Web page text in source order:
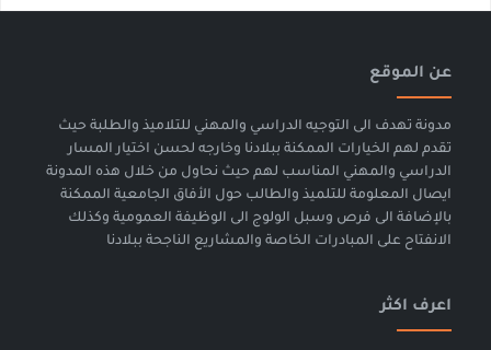
عن الموقع
مدونة تهدف الى التوجيه الدراسي والمهني للتلاميذ والطلبة حيث
تقدم لهم الخيارات الممكنة ببلادنا وخارجه لحسن اختيار المسار
الدراسي والمهني المناسب لهم حيث نحاول من خلال هذه المدونة
ايصال المعلومة للتلميذ والطالب حول الأفاق الجامعية الممكنة
بالإضافة الى فرص وسبل الولوج الى الوظيفة العمومية وكذلك
الانفتاح على المبادرات الخاصة والمشاريع الناجحة ببلادنا
اعرف اكثر